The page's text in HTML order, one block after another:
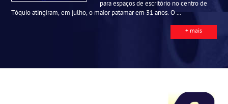
para espaços de escritório no centro de
Tóquio atingiram, em julho, o maior patamar em 31 anos. O ...
+ mais